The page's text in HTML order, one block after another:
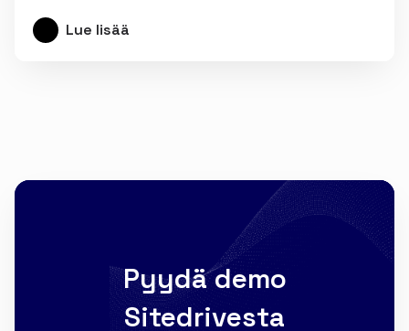
Lue lisää
Pyydä demo
Sitedrivesta